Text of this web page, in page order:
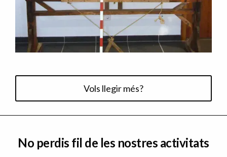
Vols llegir més?
No perdis fil de les nostres activitats